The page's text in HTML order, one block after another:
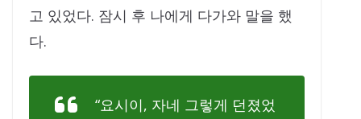
고 있었다. 잠시 후 나에게 다가와 말을 했
다.
“요시이, 자네 그렇게 던졌었